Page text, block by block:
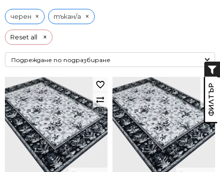
Reset all ×
черен × тъкан/а ×